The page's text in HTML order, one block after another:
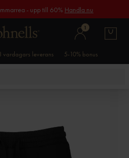
- upp till 60% Handla nu
1
vardagars leverans 5-10% bonus